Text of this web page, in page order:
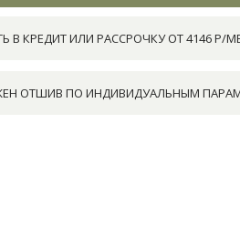
В КРЕДИТ ИЛИ РАССРОЧКУ ОТ 4146 Р/
ОТШИВ ПО ИНДИВИДУАЛЬНЫМ